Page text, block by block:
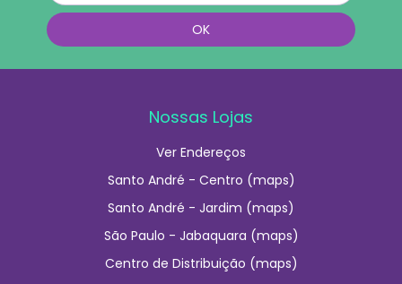
Nossas Lojas
Ver Endereços
Santo André - Centro (maps)
Santo André - Jardim (maps)
São Paulo - Jabaquara (maps)
Centro de Distribuição (maps)